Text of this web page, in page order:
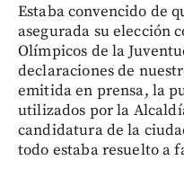
Estaba convencido de
asegurada su elección
Olímpicos de la
declaraciones de
emitida en prensa, la
utilizados por la
candidatura de la
todo estaba resuelto a